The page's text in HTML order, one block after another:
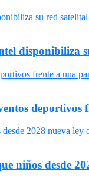
disponibiliza
deportivos
niños desde